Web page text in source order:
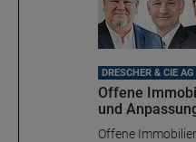
DRESCHER & CIE AG
Offene
und
Offene